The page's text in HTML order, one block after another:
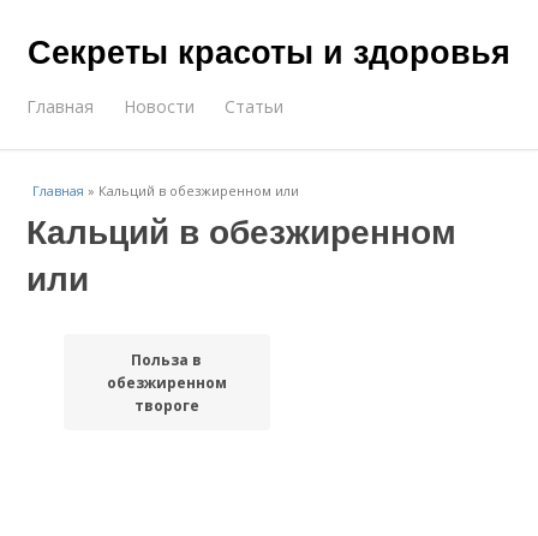
Секреты красоты и здоровья
Главная Новости Статьи
Главная » Кальций в обезжиренном или
Кальций в обезжиренном
или
Польза в
обезжиренном
твороге